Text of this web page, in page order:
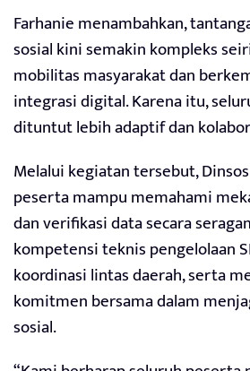
Farhanie menambahkan,
sosial kini semakin kompleks
mobilitas masyarakat dan
integrasi digital. Karena itu,
dituntut lebih adaptif dan
Melalui kegiatan tersebut,
peserta mampu memahami
dan verifikasi data secara
kompetensi teknis pengelolaan
koordinasi lintas daerah, serta
komitmen bersama dalam
sosial.